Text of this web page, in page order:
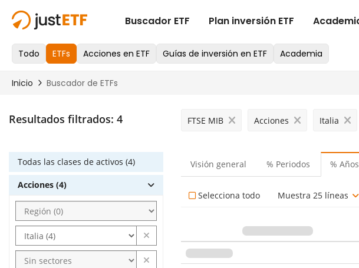
Resultados filtrados: 4 FTSE MIB Acciones Italia
Todas las clases de activos (4)
Acciones (4)
Visión general % Periodos % Años
Selecciona todo Muestra 25 líneas